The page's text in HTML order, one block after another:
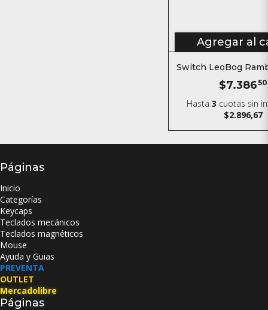
Agregar al
Switch LeoBog
$7.38650
Hasta3 cuotas sin
$2.896,67
Páginas
Inicio
Categorías
Keycaps
Teclados mecánicos
Teclados magnéticos
Mouse
Ayuda y Guias
PREVENTA
OUTLET
Mercadolibre
Páginas